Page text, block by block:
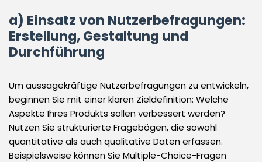
a) Einsatz von Nutzerbefragungen:
Erstellung, Gestaltung und
Durchführung
Um aussagekräftige Nutzerbefragungen zu entwickeln,
beginnen Sie mit einer klaren Zieldefinition: Welche
Aspekte Ihres Produkts sollen verbessert werden?
Nutzen Sie strukturierte Fragebögen, die sowohl
quantitative als auch qualitative Daten erfassen.
Beispielsweise können Sie Multiple-Choice-Fragen